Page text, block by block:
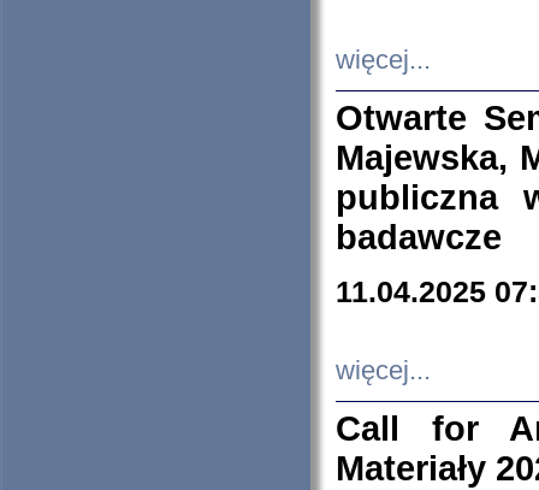
więcej...
Otwarte
Majewska,
publiczna
badawcze
11.04.2025
więcej...
Call for
Materiały